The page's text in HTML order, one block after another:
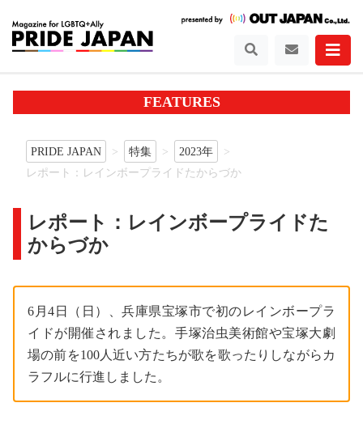
FEATURES
PRIDE JAPAN 特集
2023年
レポート：レインボープライドたからづか
レポート：レインボープライドた
からづか
6月4日（日）、兵庫県宝塚市で初のレインボープラ
イドが開催されました。手塚治虫美術館や宝塚大劇
場の前を100人近い方たちが歌を歌ったりしながらカ
ラフルに行進しました。